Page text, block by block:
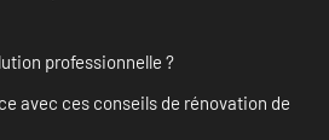
professionnelle ?
avec ces conseils de rénovation de